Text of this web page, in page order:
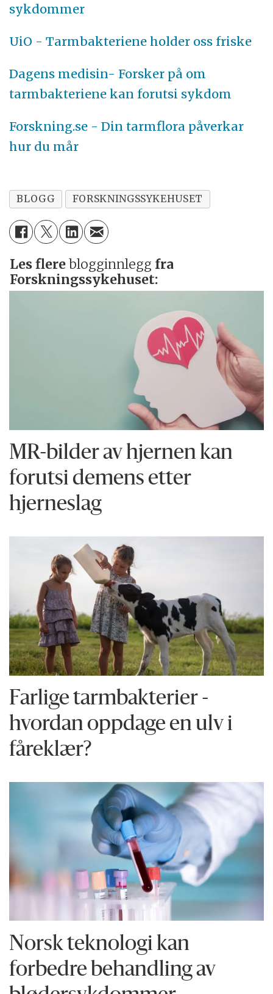
sykdommer
UiO - Tarmbakteriene holder oss friske
Dagens medisin- Forsker på om
tarmbakteriene kan forutsi sykdom
Forskning.se - Din tarmflora påverkar
hur du mår
BLOGG FORSKNINGSSYKEHUSET
Les flereblogginnlegg fra
Forskningssykehuset:
MR-bilder av hjernen kan
forutsi demens etter
hjerneslag
Farlige tarmbakterier -
hvordan oppdage en ulv i
fåreklær?
Norsk teknologi kan
forbedre behandling av